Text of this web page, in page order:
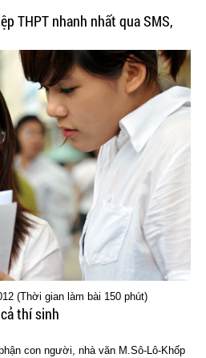
THPT nhanh nhất qua SMS,
(Thời gian làm bài 150 phút)
thí sinh
con người, nhà văn M.Sô-Lô-Khốp